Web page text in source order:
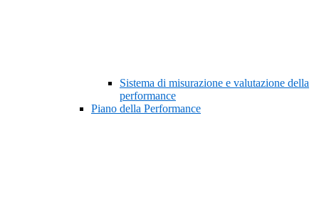
Sistema di misurazione e valutazione della
performance
Piano della Performance